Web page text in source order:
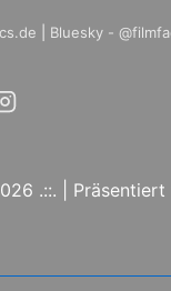
Bluesky -
.::. |